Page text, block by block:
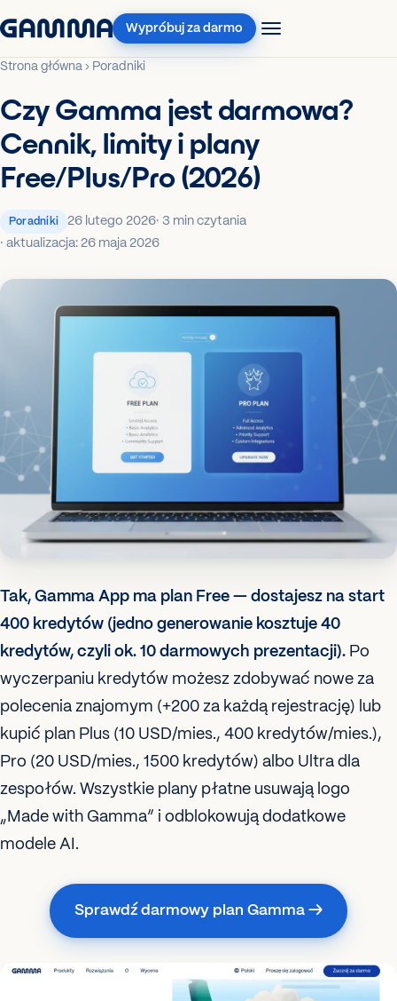
Wypróbuj za darmo
Strona główna › Poradniki
Czy Gamma jest darmowa?
Cennik, limity i plany
Free/Plus/Pro (2026)
Poradniki 26 lutego 2026· 3 min czytania
· aktualizacja: 26 maja 2026
Tak, Gamma App ma plan Free — dostajesz na start
400 kredytów (jedno generowanie kosztuje 40
kredytów, czyli ok. 10 darmowych prezentacji). Po
wyczerpaniu kredytów możesz zdobywać nowe za
polecenia znajomym (+200 za każdą rejestrację) lub
kupić plan Plus (10 USD/mies., 400 kredytów/mies.),
Pro (20 USD/mies., 1500 kredytów) albo Ultra dla
zespołów. Wszystkie plany płatne usuwają logo
„Made with Gamma” i odblokowują dodatkowe
modele AI.
Sprawdź darmowy plan Gamma →